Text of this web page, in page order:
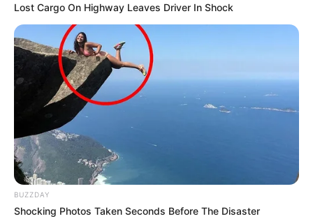
18:40 / 06 Avqust 2026 SİYASƏT
Zaur TikTok-dadır, Rəşad Məcid isə
tarixdə -Turan Etibaroğlu yazır…
315
Lost Cargo On Highway Leaves Driver In Shock
BUZZDAY
Shocking Photos Taken Seconds Before The Disaster